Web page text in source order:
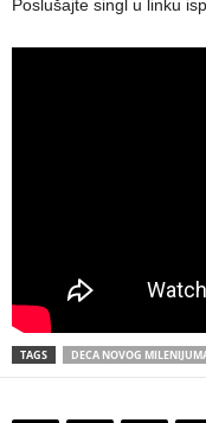
Poslušajte singl u linku
TAGS DECA NOVOG